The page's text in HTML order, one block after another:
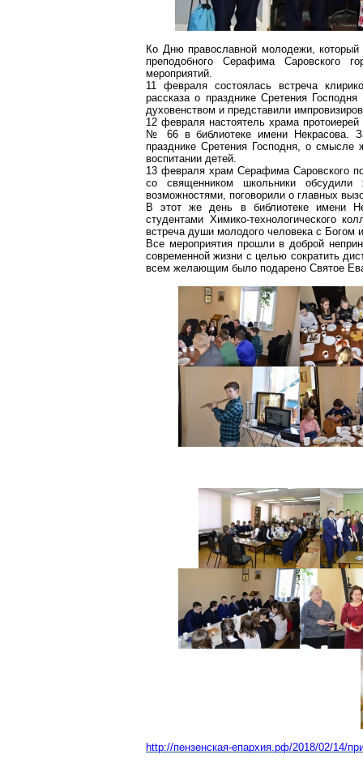
Ко Дню православной молодежи,
преподобного Серафима Саровского
мероприятий.
11 февраля состоялась встреча
рассказа о празднике Сретения
духовенством и представили
12 февраля настоятель храма
№ 66 в библиотеке имени Некрасова.
празднике Сретения Господня, о смысле
воспитании детей.
13 февраля храм Серафима Саровского
со священником школьники
возможностями, поговорили о главных
В этот же день в библиотеке имени
студентами Химико-технологического
встреча души молодого человека с Богом
Все мероприятия прошли в доброй
современной жизни с целью сократить
всем желающим было подарено Святое
http://пензенская-епархия.рф/2018/02/14/